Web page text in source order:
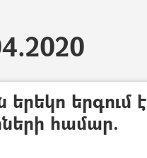
երգում է
համար.